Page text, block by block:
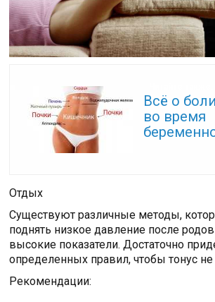
Всё о
во время
Отдых
Существуют различные методы,
поднять низкое давление после
высокие показатели. Достаточно
определенных правил, чтобы тонус
Рекомендации: